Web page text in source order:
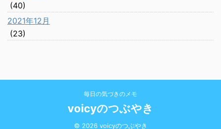
(40)
2021年12月
(23)
毎日の気づきのメモ
voicyのつぶやき
© 2026 voicyのつぶやき